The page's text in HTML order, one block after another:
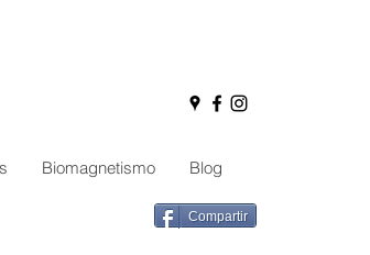
Biomagnetismo Blog
Compartir